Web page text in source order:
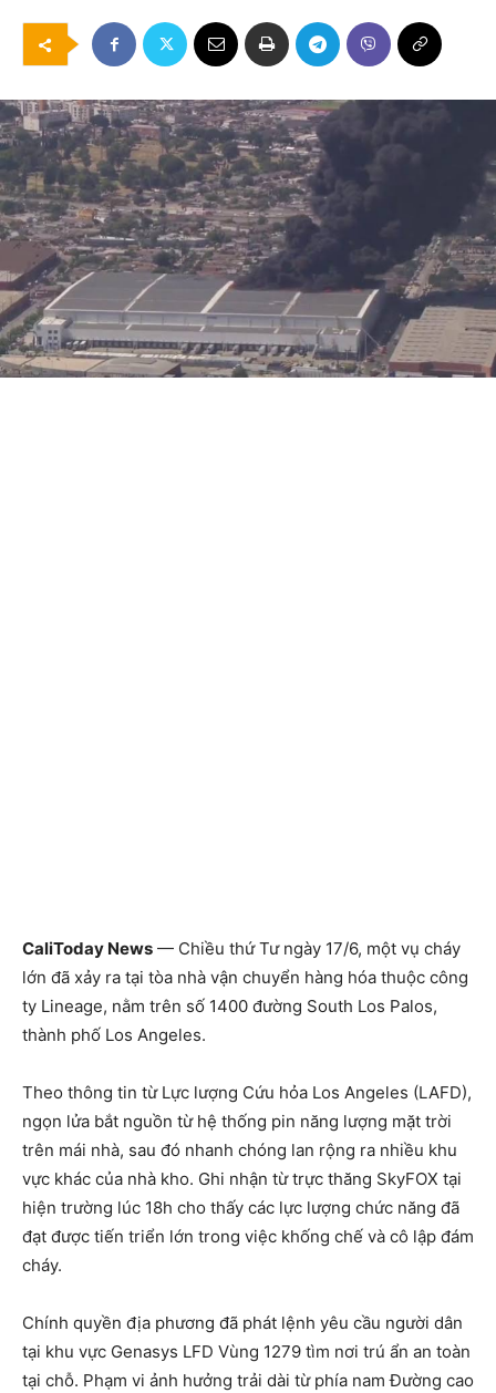
CaliToday News — Chiều thứ Tư ngày 17/6, một vụ cháy
lớn đã xảy ra tại tòa nhà vận chuyển hàng hóa thuộc công
ty Lineage, nằm trên số 1400 đường South Los Palos,
thành phố Los Angeles.
Theo thông tin từ Lực lượng Cứu hỏa Los Angeles (LAFD),
ngọn lửa bắt nguồn từ hệ thống pin năng lượng mặt trời
trên mái nhà, sau đó nhanh chóng lan rộng ra nhiều khu
vực khác của nhà kho. Ghi nhận từ trực thăng SkyFOX tại
hiện trường lúc 18h cho thấy các lực lượng chức năng đã
đạt được tiến triển lớn trong việc khống chế và cô lập đám
cháy.
Chính quyền địa phương đã phát lệnh yêu cầu người dân
tại khu vực Genasys LFD Vùng 1279 tìm nơi trú ẩn an toàn
tại chỗ. Phạm vi ảnh hưởng trải dài từ phía nam Đường cao